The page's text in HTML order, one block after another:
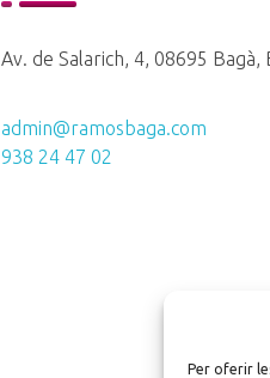
Per oferir
Av. de Salarich, 4, 08695 Bagà,
admin@ramosbaga.com
938 24 47 02